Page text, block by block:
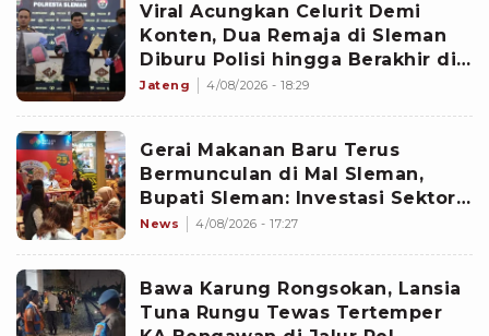
Viral Acungkan Celurit Demi
Konten, Dua Remaja di Sleman
Diburu Polisi hingga Berakhir di
Balik Jeruji
Jateng 4/08/2026 - 18:29
Gerai Makanan Baru Terus
Bermunculan di Mal Sleman,
Bupati Sleman: Investasi Sektor
Kuliner Berkontribusi pada
News 4/08/2026 - 17:27
Bawa Karung Rongsokan, Lansia
Tuna Rungu Tewas Tertemper